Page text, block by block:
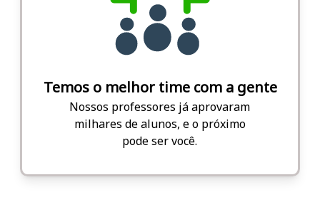
Temos o melhor time com a gente
Nossos professores já aprovaram
milhares de alunos, e o próximo
pode ser você.